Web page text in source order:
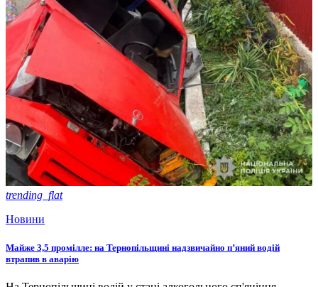
trending_flat
Новини
Майже 3,5 промілле: на Тернопільщині надзвичайно п’яний водій
втрапив в аварію